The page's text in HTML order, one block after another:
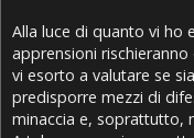
Alla luce di quanto vi ho
apprensioni
vi esorto a valutare se
predisporre mezzi di
minaccia e, soprattutto,